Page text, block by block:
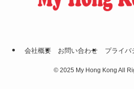
会社概要 お問い合わせ プライバ
© 2025 My Hong Kong All